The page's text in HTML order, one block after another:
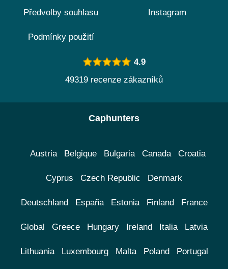
Předvolby souhlasu
Podmínky použití
Instagram
4.9
49319 recenze zákazníků
Caphunters
Austria Belgique Bulgaria Canada Croatia
Cyprus Czech Republic Denmark
Deutschland España Estonia Finland France
Global Greece Hungary Ireland Italia Latvia
Lithuania Luxembourg Malta Poland Portugal